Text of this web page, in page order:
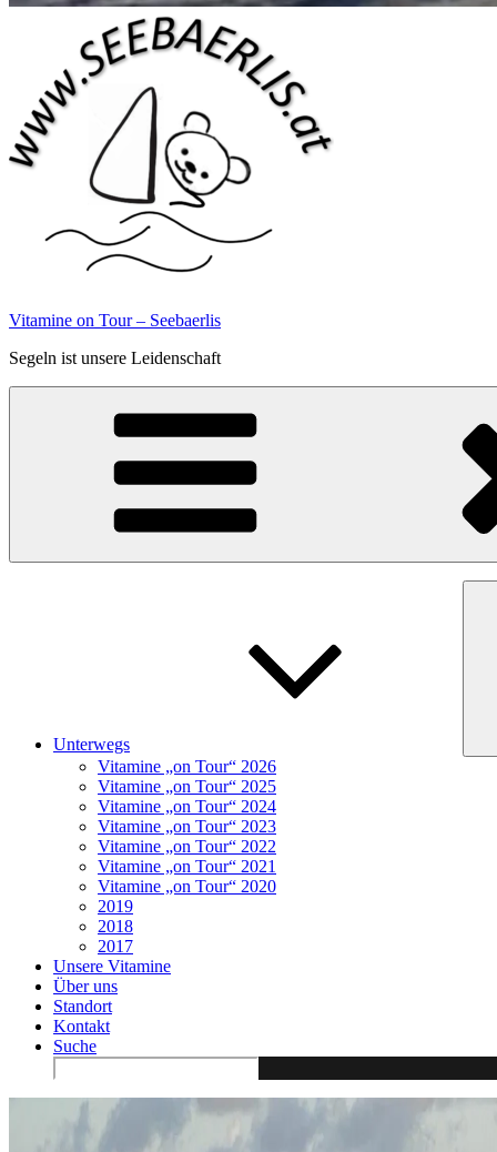
Vitamine on Tour – Seebaerlis
Segeln ist unsere Leidenschaft
Unterwegs
Vitamine „on Tour“ 2026
Vitamine „on Tour“ 2025
Vitamine „on Tour“ 2024
Vitamine „on Tour“ 2023
Vitamine „on Tour“ 2022
Vitamine „on Tour“ 2021
Vitamine „on Tour“ 2020
2019
2018
2017
Unsere Vitamine
Über uns
Standort
Kontakt
Suche
Search
for: